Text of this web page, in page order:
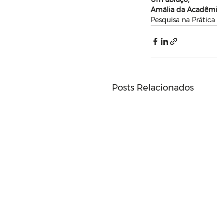
Amália da
Pesquisa na Prática
Posts Relacionados